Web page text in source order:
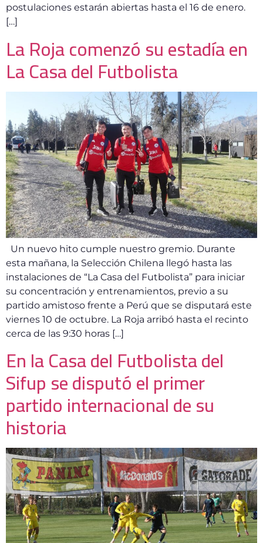
postulaciones estarán abiertas hasta el 16 de enero.
[…]
La Roja comenzó su estadía en
La Casa del Futbolista
Un nuevo hito cumple nuestro gremio. Durante
esta mañana, la Selección Chilena llegó hasta las
instalaciones de “La Casa del Futbolista” para iniciar
su concentración y entrenamientos, previo a su
partido amistoso frente a Perú que se disputará este
viernes 10 de octubre. La Roja arribó hasta el recinto
cerca de las 9:30 horas […]
En la Casa del Futbolista del
Sifup se disputó el primer
partido internacional de su
historia